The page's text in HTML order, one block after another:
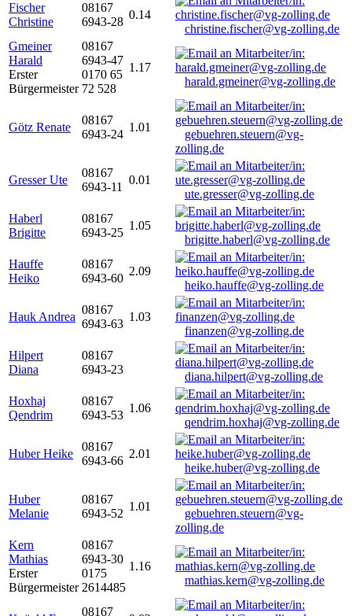
Fischer
Christine
08167
6943-28
0.14
christine.fischer@vg-zolling.de
Gmeiner
Harald
Erster
Bürgermeister
08167
6943-47
0170 65
72 528
1.17
harald.gmeiner@vg-zolling.de
Götz Renate
08167
6943-24
1.01
gebuehren.steuern@vg-
zolling.de
Gresser Ute
08167
6943-11
0.01
ute.gresser@vg-zolling.de
Haberl
Brigitte
08167
6943-25
1.05
brigitte.haberl@vg-zolling.de
Hauffe
Heiko
08167
6943-60
2.09
heiko.hauffe@vg-zolling.de
Hauk Andrea
08167
6943-63
1.03
finanzen@vg-zolling.de
Hilpert
Diana
08167
6943-23
diana.hilpert@vg-zolling.de
Hoxhaj
Qendrim
08167
6943-53
1.06
qendrim.hoxhaj@vg-zolling.de
Huber Heike
08167
6943-66
2.01
heike.huber@vg-zolling.de
Huber
Melanie
08167
6943-52
1.01
gebuehren.steuern@vg-
zolling.de
Kern
Mathias
Erster
Bürgermeister
08167
6943-30
0175
2614485
1.16
mathias.kern@vg-zolling.de
08167